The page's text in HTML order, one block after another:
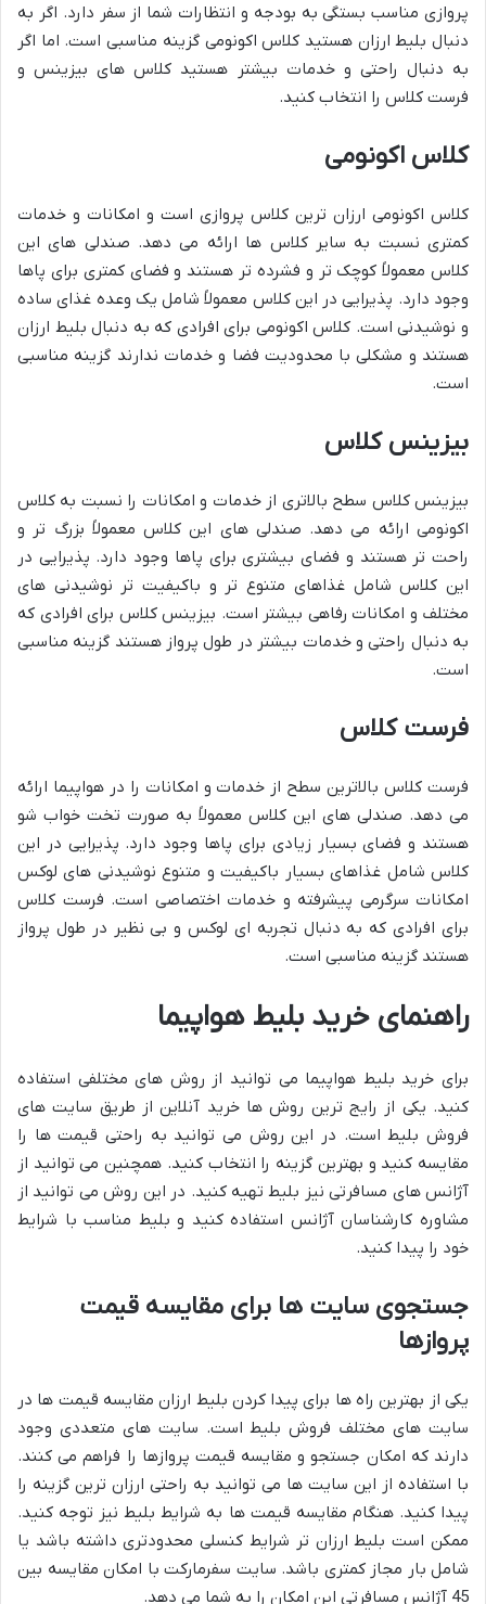
پروازی مناسب بستگی به بودجه و انتظارات شما از سفر دارد. اگر به
دنبال بلیط ارزان هستید کلاس اکونومی گزینه مناسبی است. اما اگر
به دنبال راحتی و خدمات بیشتر هستید کلاس های بیزینس و
فرست کلاس را انتخاب کنید.
کلاس اکونومی
کلاس اکونومی ارزان ترین کلاس پروازی است و امکانات و خدمات
کمتری نسبت به سایر کلاس ها ارائه می دهد. صندلی های این
کلاس معمولاً کوچک تر و فشرده تر هستند و فضای کمتری برای پاها
وجود دارد. پذیرایی در این کلاس معمولاً شامل یک وعده غذای ساده
و نوشیدنی است. کلاس اکونومی برای افرادی که به دنبال بلیط ارزان
هستند و مشکلی با محدودیت فضا و خدمات ندارند گزینه مناسبی
است.
بیزینس کلاس
بیزینس کلاس سطح بالاتری از خدمات و امکانات را نسبت به کلاس
اکونومی ارائه می دهد. صندلی های این کلاس معمولاً بزرگ تر و
راحت تر هستند و فضای بیشتری برای پاها وجود دارد. پذیرایی در
این کلاس شامل غذاهای متنوع تر و باکیفیت تر نوشیدنی های
مختلف و امکانات رفاهی بیشتر است. بیزینس کلاس برای افرادی که
به دنبال راحتی و خدمات بیشتر در طول پرواز هستند گزینه مناسبی
است.
فرست کلاس
فرست کلاس بالاترین سطح از خدمات و امکانات را در هواپیما ارائه
می دهد. صندلی های این کلاس معمولاً به صورت تخت خواب شو
هستند و فضای بسیار زیادی برای پاها وجود دارد. پذیرایی در این
کلاس شامل غذاهای بسیار باکیفیت و متنوع نوشیدنی های لوکس
امکانات سرگرمی پیشرفته و خدمات اختصاصی است. فرست کلاس
برای افرادی که به دنبال تجربه ای لوکس و بی نظیر در طول پرواز
هستند گزینه مناسبی است.
راهنمای خرید بلیط هواپیما
برای خرید بلیط هواپیما می توانید از روش های مختلفی استفاده
کنید. یکی از رایج ترین روش ها خرید آنلاین از طریق سایت های
فروش بلیط است. در این روش می توانید به راحتی قیمت ها را
مقایسه کنید و بهترین گزینه را انتخاب کنید. همچنین می توانید از
آژانس های مسافرتی نیز بلیط تهیه کنید. در این روش می توانید از
مشاوره کارشناسان آژانس استفاده کنید و بلیط مناسب با شرایط
خود را پیدا کنید.
جستجوی سایت ها برای مقایسه قیمت
پروازها
یکی از بهترین راه ها برای پیدا کردن بلیط ارزان مقایسه قیمت ها در
سایت های مختلف فروش بلیط است. سایت های متعددی وجود
دارند که امکان جستجو و مقایسه قیمت پروازها را فراهم می کنند.
با استفاده از این سایت ها می توانید به راحتی ارزان ترین گزینه را
پیدا کنید. هنگام مقایسه قیمت ها به شرایط بلیط نیز توجه کنید.
ممکن است بلیط ارزان تر شرایط کنسلی محدودتری داشته باشد یا
شامل بار مجاز کمتری باشد. سایت سفرمارکت با امکان مقایسه بین
45 آژانس مسافرتی این امکان را به شما می دهد.